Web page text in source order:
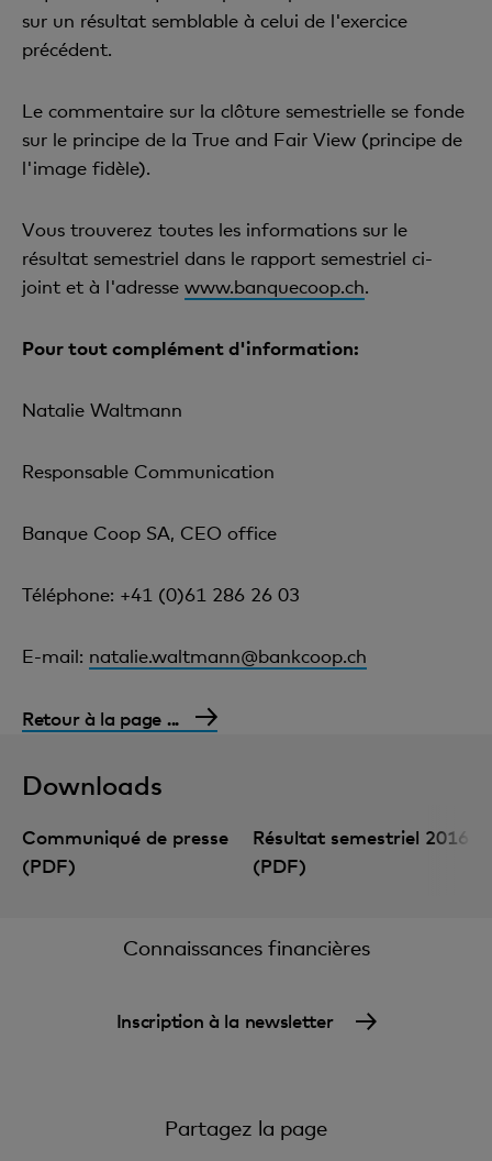
sur un résultat semblable à celui de l'exercice
précédent.
Le commentaire sur la clôture semestrielle se fonde
sur le principe de la True and Fair View (principe de
l'image fidèle).
Vous trouverez toutes les informations sur le
résultat semestriel dans le rapport semestriel ci-
joint et à l'adresse www.banquecoop.ch.
Pour tout complément d'information:
Natalie Waltmann
Responsable Communication
Banque Coop SA, CEO office
Téléphone: +41 (0)61 286 26 03
E-mail: natalie.waltmann@bankcoop.ch
Retour à la page ...
Downloads
Communiqué de presse
(PDF)
Résultat semestriel 2016
(PDF)
Connaissances financières
Inscription à la newsletter
Partagez la page